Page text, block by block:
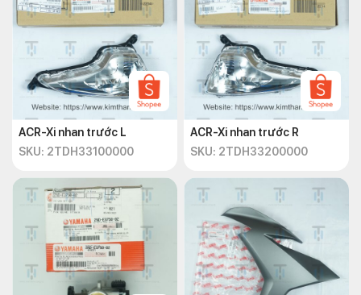
ACR-Xi nhan trước L
SKU: 2TDH33100000
ACR-Xi nhan trước R
SKU: 2TDH33200000